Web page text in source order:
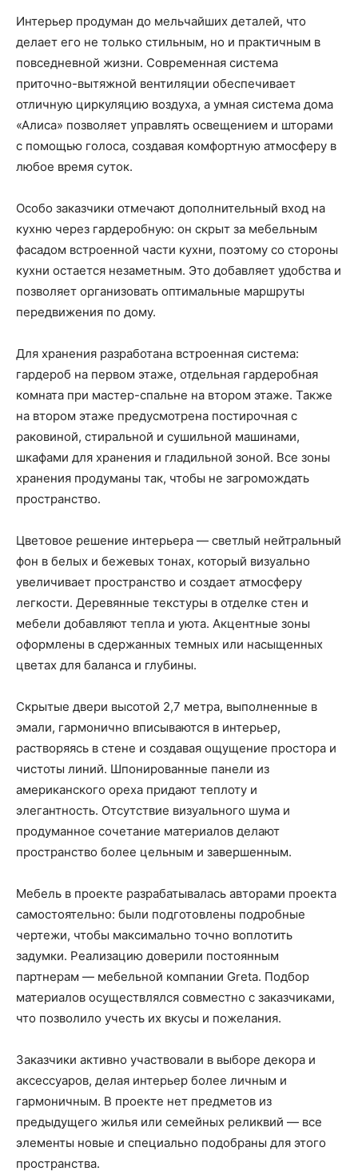
Интерьер продуман до мельчайших деталей, что
делает его не только стильным, но и практичным в
повседневной жизни. Современная система
приточно-вытяжной вентиляции обеспечивает
отличную циркуляцию воздуха, а умная система дома
«Алиса» позволяет управлять освещением и шторами
с помощью голоса, создавая комфортную атмосферу в
любое время суток.
Особо заказчики отмечают дополнительный вход на
кухню через гардеробную: он скрыт за мебельным
фасадом встроенной части кухни, поэтому со стороны
кухни остается незаметным. Это добавляет удобства и
позволяет организовать оптимальные маршруты
передвижения по дому.
Для хранения разработана встроенная система:
гардероб на первом этаже, отдельная гардеробная
комната при мастер-спальне на втором этаже. Также
на втором этаже предусмотрена постирочная с
раковиной, стиральной и сушильной машинами,
шкафами для хранения и гладильной зоной. Все зоны
хранения продуманы так, чтобы не загромождать
пространство.
Цветовое решение интерьера — светлый нейтральный
фон в белых и бежевых тонах, который визуально
увеличивает пространство и создает атмосферу
легкости. Деревянные текстуры в отделке стен и
мебели добавляют тепла и уюта. Акцентные зоны
оформлены в сдержанных темных или насыщенных
цветах для баланса и глубины.
Скрытые двери высотой 2,7 метра, выполненные в
эмали, гармонично вписываются в интерьер,
растворяясь в стене и создавая ощущение простора и
чистоты линий. Шпонированные панели из
американского ореха придают теплоту и
элегантность. Отсутствие визуального шума и
продуманное сочетание материалов делают
пространство более цельным и завершенным.
Мебель в проекте разрабатывалась авторами проекта
самостоятельно: были подготовлены подробные
чертежи, чтобы максимально точно воплотить
задумки. Реализацию доверили постоянным
партнерам — мебельной компании Greta. Подбор
материалов осуществлялся совместно с заказчиками,
что позволило учесть их вкусы и пожелания.
Заказчики активно участвовали в выборе декора и
аксессуаров, делая интерьер более личным и
гармоничным. В проекте нет предметов из
предыдущего жилья или семейных реликвий — все
элементы новые и специально подобраны для этого
пространства.